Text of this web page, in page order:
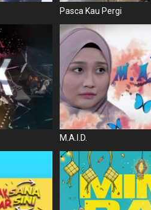
Pasca Kau Pergi
M.A.I.D.